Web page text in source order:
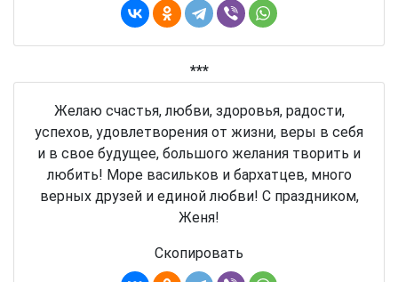
***
Желаю счастья, любви, здоровья, радости,
успехов, удовлетворения от жизни, веры в себя
и в свое будущее, большого желания творить и
любить! Море васильков и бархатцев, много
верных друзей и единой любви! С праздником,
Женя!
Скопировать